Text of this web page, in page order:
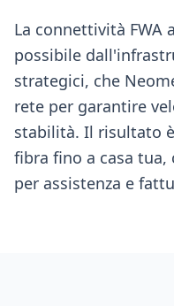
La connettività FWA
possibile
strategici, che
rete per garantire
stabilità. Il risultato
fibra fino a casa
per assistenza e